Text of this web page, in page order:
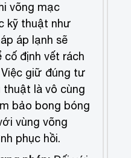
võng mạc
kỹ thuật như
áp lạnh sẽ
định vết rách
giữ đúng tư
thuật là vô cùng
bảo bong bóng
vùng võng
phục hồi.